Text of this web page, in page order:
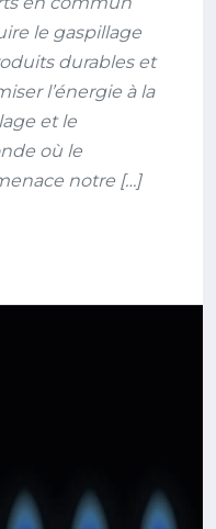
le gaspillage
durables et
l’énergie à la
et le
où le
notre […]